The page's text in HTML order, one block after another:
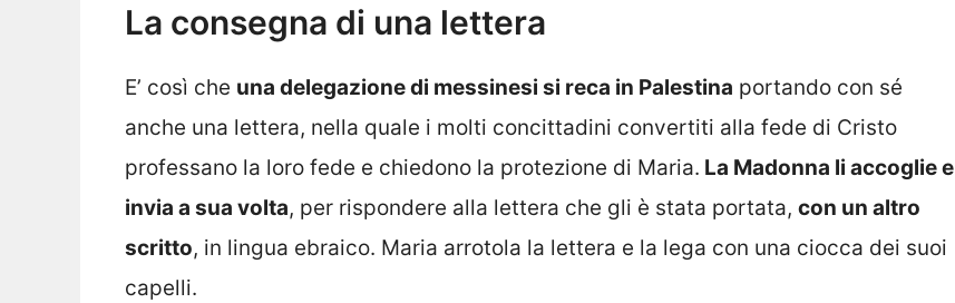
La consegna di una lettera
E’ così che una delegazione di messinesi si reca in Palestina portando con sé
anche una lettera, nella quale i molti concittadini convertiti alla fede di Cristo
professano la loro fede e chiedono la protezione di Maria. La Madonna li accoglie e
invia a sua volta, per rispondere alla lettera che gli è stata portata, con un altro
scritto, in lingua ebraico. Maria arrotola la lettera e la lega con una ciocca dei suoi
capelli.